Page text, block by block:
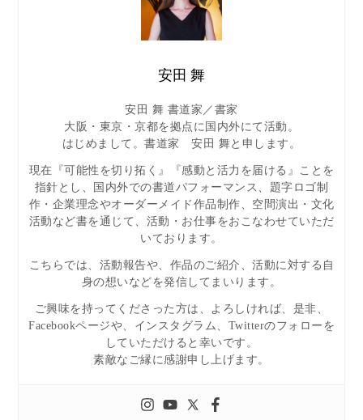
安田 舞
安田 舞 書道家／書家
大阪・東京・京都を拠点に国内外にて活動。
はじめまして。書道家 安田 舞と申します。
現在『可能性を切り拓く』『感動と活力を届ける』ことを
指針とし、国内外での書道パフォーマンス、題字ロゴ制
作・企業理念やオーダーメイド作品制作、空間演出・文化
活動など書を通じて、活動・お仕事をおこなわせていただ
いております。
こちらでは、活動報告や、作品のご紹介、活動に対する自
身の想いなどを発信してまいります。
ご興味を持ってくださった方は、よろしければ、是非、
Facebookページや、インスタグラム、Twitterのフォローを
していただけると幸いです。
素敵なご縁に感謝申し上げます。